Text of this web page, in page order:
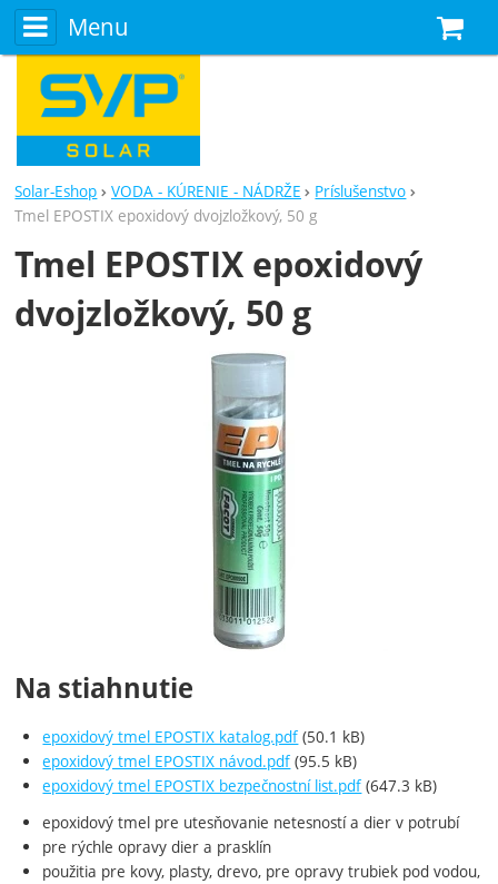
Menu
Solar-Eshop VODA - KÚRENIE - NÁDRŽE
Príslušenstvo
Tmel EPOSTIX epoxidový dvojzložkový, 50 g
Tmel EPOSTIX epoxidový
dvojzložkový, 50 g
Na stiahnutie
epoxidový tmel EPOSTIX katalog.pdf (50.1 kB)
epoxidový tmel EPOSTIX návod.pdf (95.5 kB)
epoxidový tmel EPOSTIX bezpečnostní list.pdf (647.3 kB)
epoxidový tmel pre utesňovanie netesností a dier v potrubí
pre rýchle opravy dier a prasklín
použitia pre kovy, plasty, drevo, pre opravy trubiek pod vodou,